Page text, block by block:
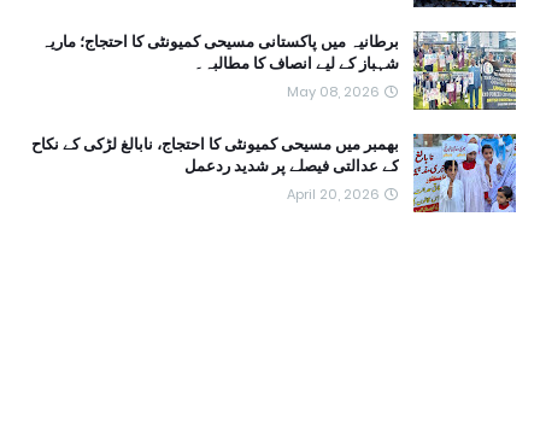
برطانیہ میں پاکستانی مسیحی کمیونٹی کا احتجاج؛ ماریہ
شہباز کے لیے انصاف کا مطالبہ۔
May 08, 2026
بھمبر میں مسیحی کمیونٹی کا احتجاج، نابالغ لڑکی کے نکاح
کے عدالتی فیصلے پر شدید ردعمل
April 20, 2026